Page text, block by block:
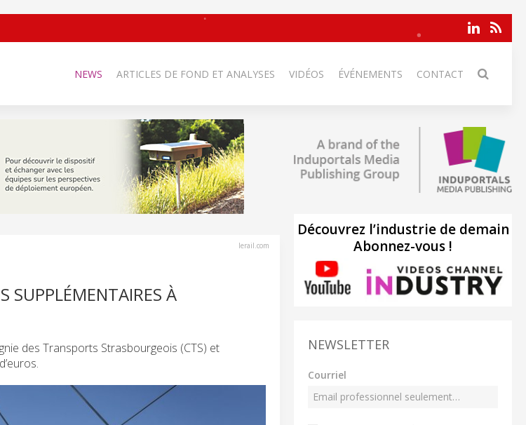
NEWS ARTICLES DE FOND ET ANALYSES VIDÉOS ÉVÉNEMENTS CONTACT
lerail.com
SUPPLÉMENTAIRES À
des Transports Strasbourgeois (CTS) et
Découvrez l’industrie de demain
Abonnez-vous !
NEWSLETTER
Courriel